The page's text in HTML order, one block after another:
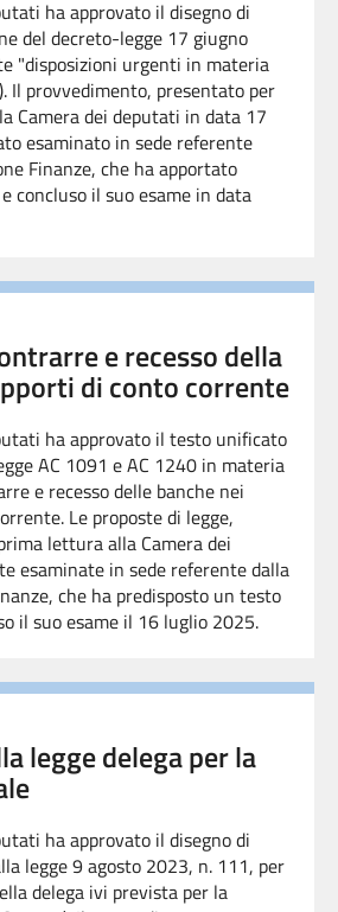
ha approvato il disegno di
del decreto-legge 17 giugno
"disposizioni urgenti in materia
Il provvedimento, presentato per
Camera dei deputati in data 17
esaminato in sede referente
Finanze, che ha apportato
concluso il suo esame in data
e recesso della
di conto corrente
ha approvato il testo unificato
AC 1091 e AC 1240 in materia
e recesso delle banche nei
Le proposte di legge,
lettura alla Camera dei
esaminate in sede referente dalla
che ha predisposto un testo
il suo esame il 16 luglio 2025.
legge delega per la
ha approvato il disegnodi
legge 9 agosto 2023, n. 111, per
delega ivi prevista per la